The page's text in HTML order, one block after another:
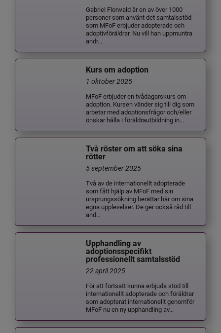
Gabriel Florwald är en av över 1000
personer som använt det samtalsstöd
som MFoF erbjuder adopterade och
adoptivföräldrar. Nu vill han uppmuntra
andr...
Kurs om adoption
1 oktober 2025
MFoF erbjuder en tvådagarskurs om
adoption. Kursen vänder sig till dig som
arbetar med adoptionsfrågor och/eller
önskar hålla i föräldrautbildning in...
Två röster om att söka sina
rötter
5 september 2025
Två av de internationellt adopterade
som fått hjälp av MFoF med sin
ursprungssökning berättar här om sina
egna upplevelser. De ger också råd till
and...
Upphandling av
adoptionsspecifikt
professionellt samtalsstöd
22 april 2025
För att fortsatt kunna erbjuda stöd till
internationellt adopterade och föräldrar
som adopterat internationellt genomför
MFoF nu en ny upphandling av...